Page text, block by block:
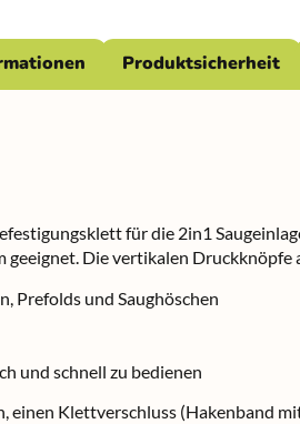
Produktsicherheit
für die 2in1
geeignet. Die vertikalen
Prefolds und Saughöschen
und schnell zu bedienen
einen Klettverschluss (Hakenband